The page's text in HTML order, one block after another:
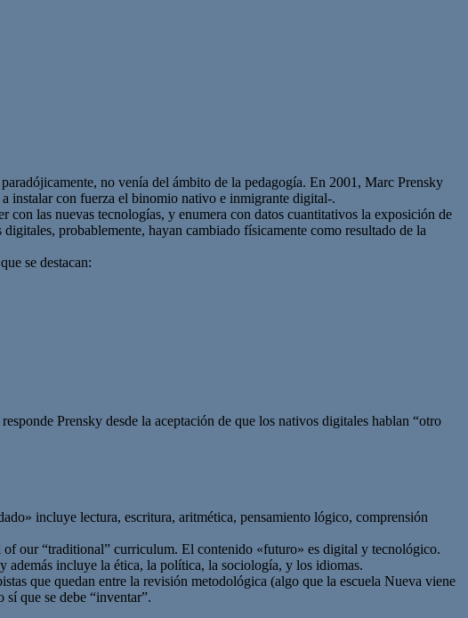
no venía del ámbito de la pedagogía. En 2001, Marc Prensky
instalar con fuerza el binomio nativo e inmigrante digital-.
las nuevas tecnologías, y enumera con datos cuantitativos la exposición de
probablemente, hayan cambiado físicamente como resultado de la
se destacan:
Prensky desde la aceptación de que los nativos digitales hablan “otro
incluye lectura, escritura, aritmética, pensamiento lógico, comprensión
our “traditional” curriculum. El contenido «futuro» es digital y tecnológico.
además incluye la ética, la política, la sociología, y los idiomas.
que quedan entre la revisión metodológica (algo que la escuela Nueva viene
que se debe “inventar”.